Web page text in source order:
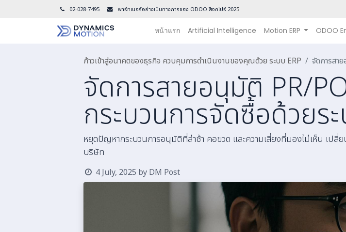
02-028-7495 พาร์ทเนอร์อย่างเป็นทางการของ ODOO สิงคโปร์ 2025
หน้าแรก Artificial Intelligence Motion ERP ODOO
ก้าวเข้าสู่อนาคตของธุรกิจ ควบคุมการดำเนินงานของคุณด้วย ระบบ ERP จัดการสา
จัดการสายอนุมัติ PR/
กระบวนการจัดซื้อด้วยร
หยุดปัญหากระบวนการอนุมัติที่ล่าช้า คอขวด และความเสี่ยงที่มองไม่เห็น เปลี่
บริษัท
4 July, 2025 by DM Post